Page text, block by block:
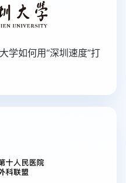
学如何用“深圳速度”打